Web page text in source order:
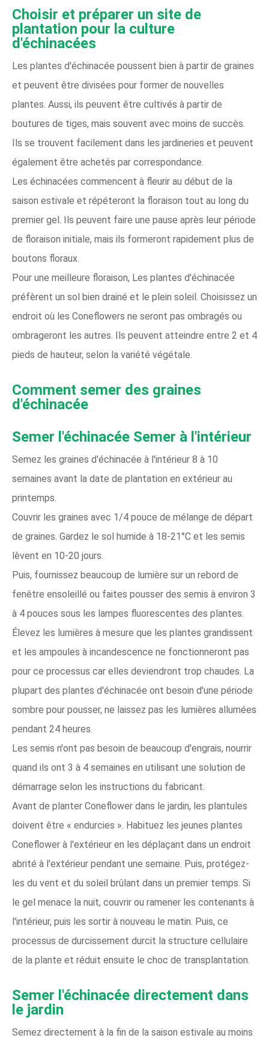
Choisir et préparer un site de
plantation pour la culture
d'échinacées
Les plantes d'échinacée poussent bien à partir de graines
et peuvent être divisées pour former de nouvelles
plantes. Aussi, ils peuvent être cultivés à partir de
boutures de tiges, mais souvent avec moins de succès.
Ils se trouvent facilement dans les jardineries et peuvent
également être achetés par correspondance.
Les échinacées commencent à fleurir au début de la
saison estivale et répéteront la floraison tout au long du
premier gel. Ils peuvent faire une pause après leur période
de floraison initiale, mais ils formeront rapidement plus de
boutons floraux.
Pour une meilleure floraison, Les plantes d'échinacée
préfèrent un sol bien drainé et le plein soleil. Choisissez un
endroit où les Coneflowers ne seront pas ombragés ou
ombrageront les autres. Ils peuvent atteindre entre 2 et 4
pieds de hauteur, selon la variété végétale.
Comment semer des graines
d'échinacée
Semer l'échinacée Semer à l'intérieur
Semez les graines d'échinacée à l'intérieur 8 à 10
semaines avant la date de plantation en extérieur au
printemps.
Couvrir les graines avec 1/4 pouce de mélange de départ
de graines. Gardez le sol humide à 18-21°C et les semis
lèvent en 10-20 jours.
Puis, fournissez beaucoup de lumière sur un rebord de
fenêtre ensoleillé ou faites pousser des semis à environ 3
à 4 pouces sous les lampes fluorescentes des plantes.
Élevez les lumières à mesure que les plantes grandissent
et les ampoules à incandescence ne fonctionneront pas
pour ce processus car elles deviendront trop chaudes. La
plupart des plantes d'échinacée ont besoin d'une période
sombre pour pousser, ne laissez pas les lumières allumées
pendant 24 heures.
Les semis n'ont pas besoin de beaucoup d'engrais, nourrir
quand ils ont 3 à 4 semaines en utilisant une solution de
démarrage selon les instructions du fabricant.
Avant de planter Coneflower dans le jardin, les plantules
doivent être « endurcies ». Habituez les jeunes plantes
Coneflower à l'extérieur en les déplaçant dans un endroit
abrité à l'extérieur pendant une semaine. Puis, protégez-
les du vent et du soleil brûlant dans un premier temps. Si
le gel menace la nuit, couvrir ou ramener les contenants à
l'intérieur, puis les sortir à nouveau le matin. Puis, ce
processus de durcissement durcit la structure cellulaire
de la plante et réduit ensuite le choc de transplantation.
Semer l'échinacée directement dans
le jardin
Semez directement à la fin de la saison estivale au moins